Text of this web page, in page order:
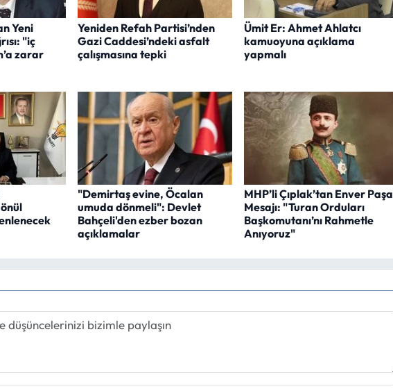
Yeni
"iç
zarar
Yeniden Refah Partisi’nden
Gazi Caddesi’ndeki asfalt
çalışmasına tepki
Ümit Er: Ahmet Ahlatcı
kamuoyuna açıklama
yapmalı
"Demirtaş evine, Öcalan
umuda dönmeli": Devlet
Bahçeli'den ezber bozan
açıklamalar
MHP’li Çıplak’tan Enver Paşa
Mesajı: "Turan Orduları
Başkomutanı’nı Rahmetle
Anıyoruz"